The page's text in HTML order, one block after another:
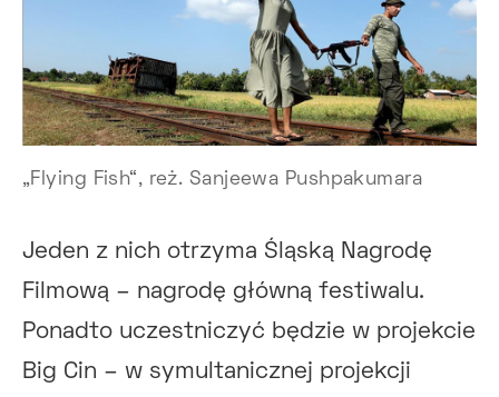
„Flying Fish“, reż. Sanjeewa Pushpakumara
Jeden z nich otrzyma Śląską Nagrodę
Filmową – nagrodę główną festiwalu.
Ponadto uczestniczyć będzie w projekcie
Big Cin – w symultanicznej projekcji